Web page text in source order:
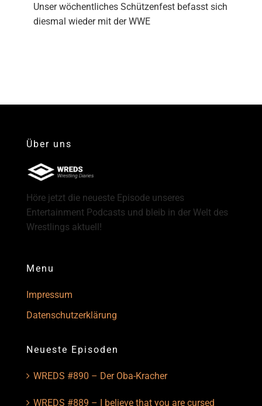
Unser wöchentliches Schützenfest befasst sich
diesmal wieder mit der WWE
Über uns
Höre jetzt die neueste Episode unseres
Entertainment Podcasts und bleib in der Welt des
Wrestlings aktuell!
Menu
Impressum
Datenschutzerklärung
Neueste Episoden
WREDS #890 – Der Oba-Kracher
WREDS #889 – I believe that you are cursed